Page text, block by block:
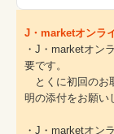
J・marketオンラ
・J・marketオン
要です。
とくに初回のお
明の添付をお願い
・J・marketオン